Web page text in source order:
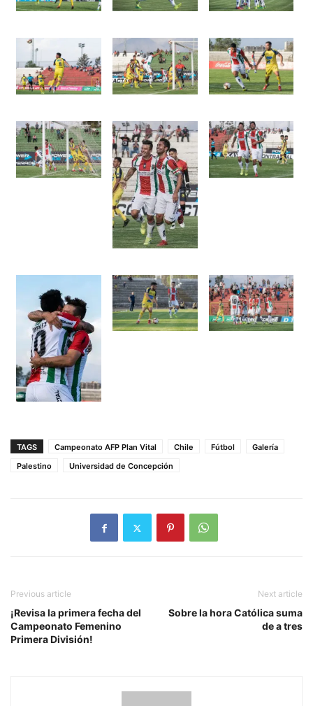
TAGS Campeonato AFP Plan Vital Chile Fútbol
Galería
Palestino
Universidad de Concepción
Previous article
¡Revisa la primera fecha del
Campeonato Femenino
Primera División!
Next article
Sobre la hora Católica suma
de a tres